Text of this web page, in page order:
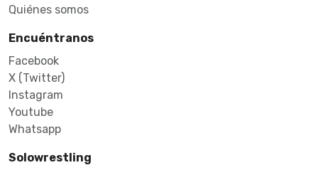
Quiénes somos
Encuéntranos
Facebook
X (Twitter)
Instagram
Youtube
Whatsapp
Solowrestling